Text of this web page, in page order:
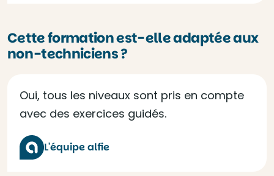
Cette formation est-elle adaptée aux
non-techniciens ?
Oui, tous les niveaux sont pris en compte
avec des exercices guidés.
L'équipe alfie